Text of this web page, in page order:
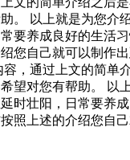
。 以上就是为您
要养成良好的生活
您自己就可以制
，通过上文的简单
望对您有帮助。
时壮阳，日常要养
照上述的介绍您